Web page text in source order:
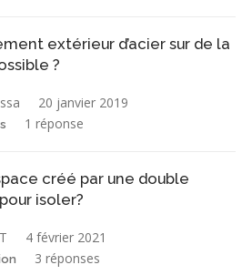
extérieur d’acier sur de la
?
20 janvier 2019
1 réponse
créé par une double
isoler?
4 février 2021
3 réponses